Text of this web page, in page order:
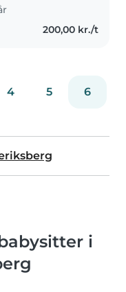
200,00 kr./t
4 5 6
i